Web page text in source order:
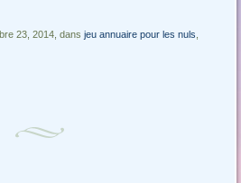
23, 2014, dansjeu annuaire pour les nuls